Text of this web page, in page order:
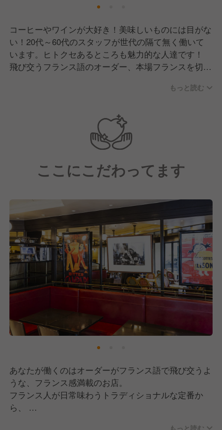
コーヒーやワインが大好き！美味しいものには目がな
い！20代～60代のスタッフが世代の隔て無く働いて
います。ヒトクセあるところも魅力的な人達です！
飛び交うフランス語のオーダー、本場フランスを切り
中、お客様との会話も楽しみながらおもてなしをして
もっと読む
ここにこだわってます
あなたが働くのはオーダーがフランス語で飛び交うよ
うな、フランス感満載のお店。
フランス人が日常味わうトラディショナルな定番か
ら、
もっと読む